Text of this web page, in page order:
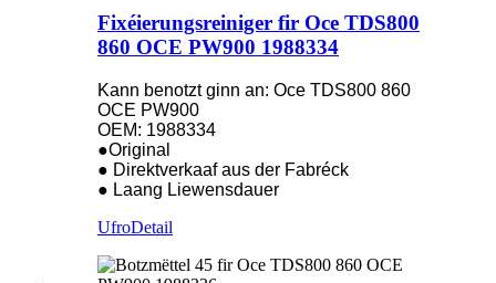
Fixéierungsreiniger fir Oce TDS800
860 OCE PW900 1988334
Kann benotzt ginn an: Oce TDS800 860
OCE PW900
OEM: 1988334
●Original
● Direktverkaaf aus der Fabréck
● Laang Liewensdauer
UfroDetail